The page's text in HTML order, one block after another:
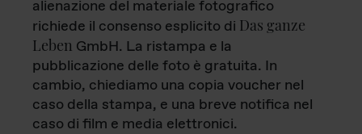
alienazione del materiale fotografico
richiede il consenso esplicito di Das ganze
Leben GmbH. La ristampa e la
pubblicazione delle foto è gratuita. In
cambio, chiediamo una copia voucher nel
caso della stampa, e una breve notifica nel
caso di film e media elettronici.